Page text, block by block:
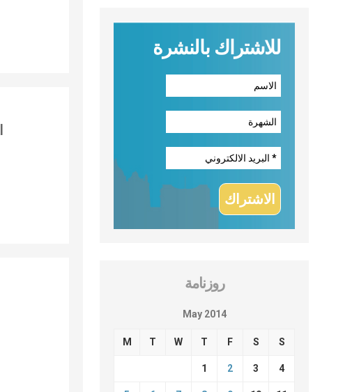
للاشتراك بالنشرة
روزنامة
May 2014
M T W T F S S
1 2 3 4